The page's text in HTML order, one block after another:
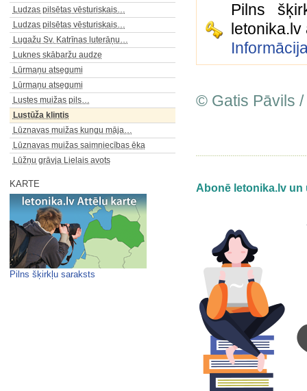
Ludzas pilsētas vēsturiskais…
Ludzas pilsētas vēsturiskais…
Lugažu Sv. Katrīnas luterāņu…
Luknes skābaržu audze
Lūrmaņu atsegumi
Lūrmaņu atsegumi
Lustes muižas pils…
Lustūža klintis
Lūznavas muižas kungu māja…
Lūznavas muižas saimniecības ēka
Lūžņu grāvja Lielais avots
KARTE
Pilns šķirkļu saraksts
Pilns
© Gatis Pāvils /
Abonē letonika.lv un